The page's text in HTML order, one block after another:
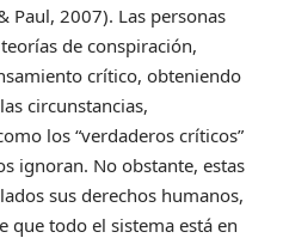
Paul, 2007). Las personas
de conspiración,
crítico, obteniendo
circunstancias,
los “verdaderos críticos”
ignoran. No obstante, estas
sus derechos humanos,
que todo el sistema está en